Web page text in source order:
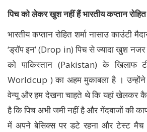
पिच को लेकर खुश नहीं हैं भारतीय कप्तान रोहित
भारतीय कप्तान रोहित शर्मा नासाउ काउंटी
‘ड्रॉप इन’ (Drop in) पिच से ज्यादा खुश
को पाकिस्तान (Pakistan) के खिलाफ
Worldcup ) का अहम मुकाबला है । उन्होंने
वेन्यू और हम देखना चाहते थे कि यहां खेलकर
है कि पिच अभी जमी नहीं है और गेंदबाजों की
में अपने बेसिक्स पर डटे रहना और टेस्ट मैच